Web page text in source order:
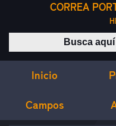
CORREA
Inicio
Campos